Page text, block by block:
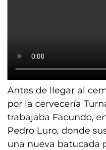
Antes de llegar al
por la cervecería
trabajaba Facundo,
Pedro Luro, donde
una nueva batucada